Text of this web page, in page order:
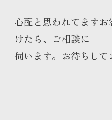
心配と思われてます
けたら、ご相談に
伺います。お待ちして